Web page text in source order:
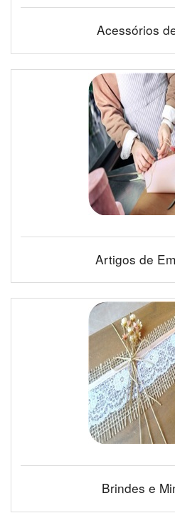
Acessórios
Artigos de
Brindes e